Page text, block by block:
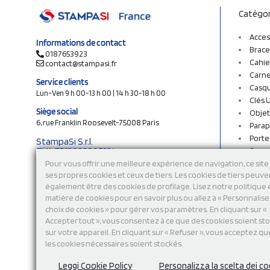
Pour vous offrir une meilleure expérience de navigation, ce
ses propres cookies et ceux de tiers. Les cookies de tiers
également être des cookies de profilage. Lisez notre politique
matière de cookies pour en savoir plus ou allez à «
choix de cookies » pour gérer vos paramètres. En cliquant sur «
Accepter tout », vous consentez à ce que des cookies soient
sur votre appareil. En cliquant sur « Refuser », vous acceptez
les cookies nécessaires soient stockés.
Leggi Cookie Policy Personalizza la scelta dei
Informations de contact
0187653923
contact@stampasi.fr
Service clients
Lun-Ven 9 h 00-13 h 00 | 14 h 30-18 h 00
Siège social
6, rue Franklin Roosevelt-75008 Paris
StampaSi S.r.l.
TVA FR13922807334
N° Rea MI-2110632
Capital social € 250.000 i.v.
Découvrez notre catalogue en ligne
Clés
Sac
Sac
Sacs
Sacs
Stylo
T-